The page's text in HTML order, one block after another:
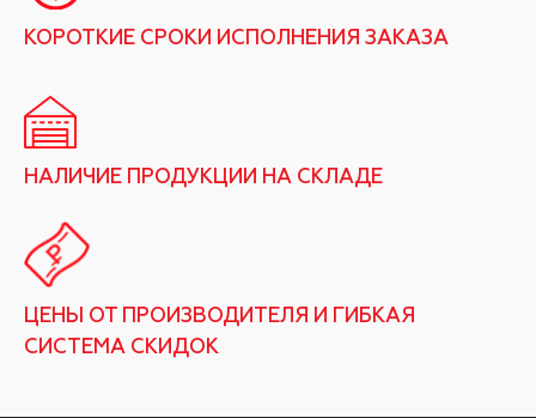
КОРОТКИЕ СРОКИ ИСПОЛНЕНИЯ ЗАКАЗА
НАЛИЧИЕ ПРОДУКЦИИ НА СКЛАДЕ
ЦЕНЫ ОТ ПРОИЗВОДИТЕЛЯ И ГИБКАЯ
СИСТЕМА СКИДОК